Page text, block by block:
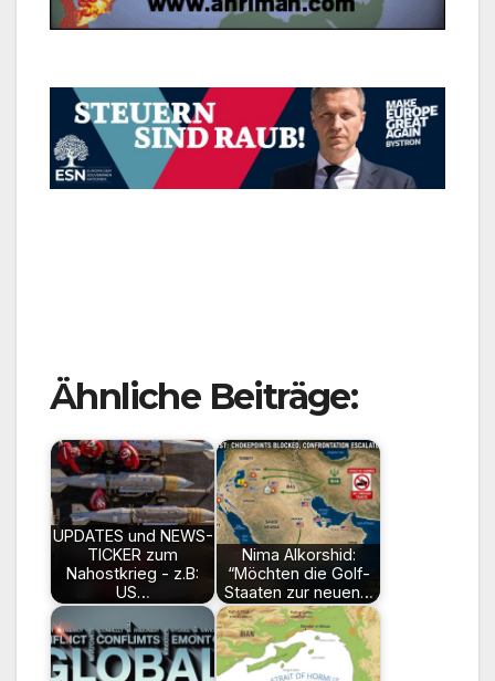
Ähnliche Beiträge:
UPDATES und NEWS-
TICKER zum
Nahostkrieg - z.B:
US…
Nima Alkorshid:
“Möchten die Golf-
Staaten zur neuen…